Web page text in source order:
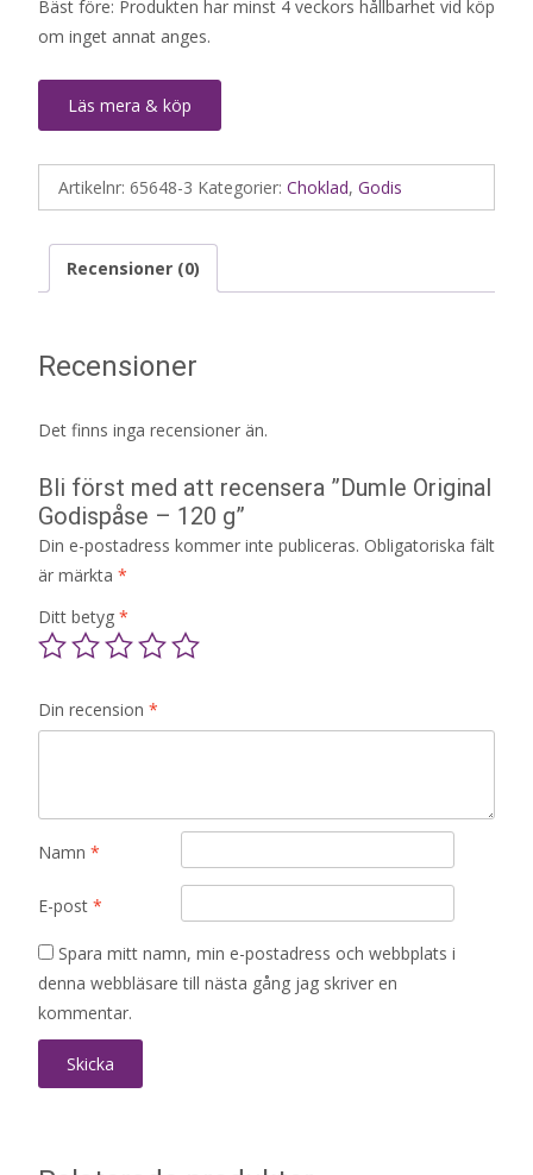
Bäst före: Produkten har minst 4 veckors hållbarhet vid köp
om inget annat anges.
Läs mera & köp
Artikelnr: 65648-3 Kategorier: Choklad, Godis
Recensioner (0)
Recensioner
Det finns inga recensioner än.
Bli först med att recensera ”Dumle Original
Godispåse – 120 g”
Din e-postadress kommer inte publiceras. Obligatoriska fält
är märkta *
Ditt betyg *
Din recension *
Namn *
E-post *
Spara mitt namn, min e-postadress och webbplats i
denna webbläsare till nästa gång jag skriver en
kommentar.